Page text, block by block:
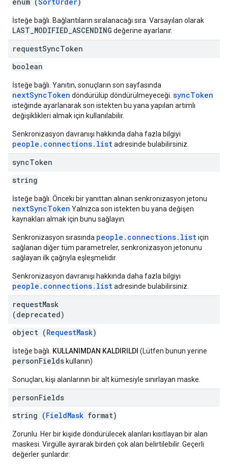
İsteğe bağlı. Bağlantıların sıralanacağı sıra. Varsayılan olarak
LAST_MODIFIED_ASCENDING değerine ayarlanır.
requestSyncToken
boolean
İsteğe bağlı. Yanıtın, sonuçların son sayfasında
nextSyncToken döndürülüp döndürülmeyeceği. syncToken
isteğinde ayarlanarak son istekten bu yana yapılan artımlı
değişiklikleri almak için kullanılabilir.
Senkronizasyon davranışı hakkında daha fazla bilgiyi
people.connections.listadresinde bulabilirsiniz.
syncToken
string
İsteğe bağlı. Önceki bir yanıttan alınan senkronizasyon jetonu
nextSyncToken Yalnızca son istekten bu yana değişen
kaynakları almak için bunu sağlayın.
Senkronizasyon sırasında people.connections.listiçin
sağlanan diğer tüm parametreler, senkronizasyon jetonunu
sağlayan ilk çağrıyla eşleşmelidir.
Senkronizasyon davranışı hakkında daha fazla bilgiyi
people.connections.listadresinde bulabilirsiniz.
requestMask
(deprecated)
object (RequestMask)
İsteğe bağlı. KULLANIMDAN KALDIRILDI (Lütfen bunun yerine
personFields kullanın)
Sonuçları, kişi alanlarının bir alt kümesiyle sınırlayan maske.
personFields
string (FieldMask format)
Zorunlu. Her bir kişide döndürülecek alanları kısıtlayan bir alan
maskesi. Virgülle ayırarak birden çok alan belirtilebilir. Geçerli
değerler şunlardır: